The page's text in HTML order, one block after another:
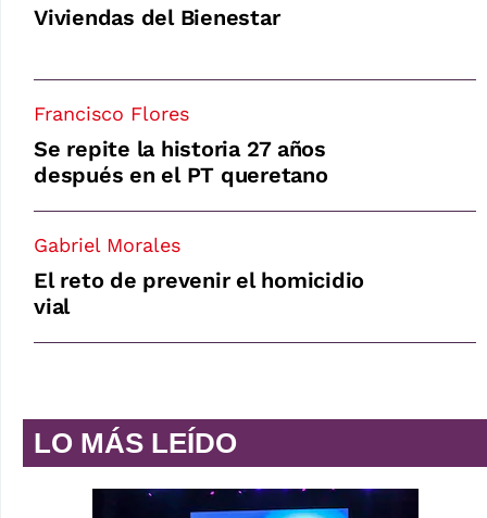
Viviendas del Bienestar
Francisco Flores
Se repite la historia 27 años
después en el PT queretano
Gabriel Morales
El reto de prevenir el homicidio
vial
LO MÁS LEÍDO